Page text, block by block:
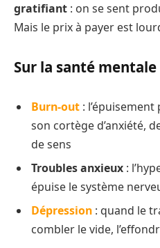
gratifiant : on se sent
Mais le prix à payer est
Sur la santé mentale
Burn-out :
son cortège d’anxiété,
de sens
Troubles anxieux :
épuise le système
Dépression : quand le
combler le vide,